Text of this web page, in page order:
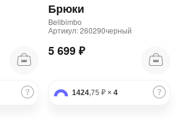
Брюки
Bellbimbo
Артикул: 260290черный
5 699 ₽
1424,75 ₽ × 4